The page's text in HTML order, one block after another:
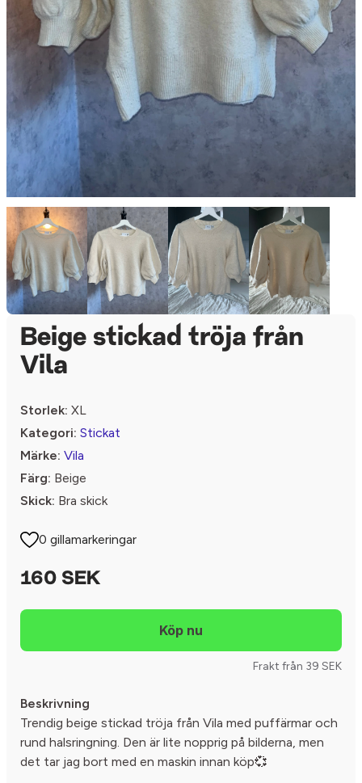
Beige stickad tröja från
Vila
Storlek: XL
Kategori: Stickat
Märke: Vila
Färg: Beige
Skick: Bra skick
0 gillamarkeringar
160 SEK
Frakt från 39 SEK
Beskrivning
Trendig beige stickad tröja från Vila med puffärmar och
rund halsringning. Den är lite nopprig på bilderna, men
det tar jag bort med en maskin innan köp💞